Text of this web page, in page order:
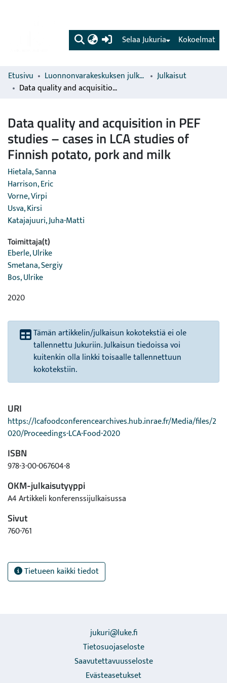
(current) Kokoelmat
Selaa Jukuria
Etusivu Luonnonvarakeskuksen julkaisut
Julkaisut
Data quality and acquisition in PEF studies – cases in LCA studies of Finnish potato, pork and milk
Data quality and acquisition in PEF
studies – cases in LCA studies of
Finnish potato, pork and milk
Hietala, Sanna
Harrison, Eric
Vorne, Virpi
Usva, Kirsi
Katajajuuri, Juha-Matti
Toimittaja(t)
Eberle, Ulrike
Smetana, Sergiy
Bos, Ulrike
2020
Tämän artikkelin/julkaisun kokotekstiä ei ole
tallennettu Jukuriin. Julkaisun tiedoissa voi
kuitenkin olla linkki toisaalle tallennettuun
kokotekstiin.
URI
https://lcafoodconferencearchives.hub.inrae.fr/Media/files/2
020/Proceedings-LCA-Food-2020
ISBN
978-3-00-067604-8
OKM-julkaisutyyppi
A4 Artikkeli konferenssijulkaisussa
Sivut
760-761
Tietueen kaikki tiedot
jukuri@luke.fi
Tietosuojaseloste
Saavutettavuusseloste
Evästeasetukset